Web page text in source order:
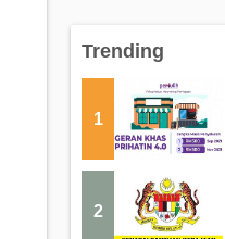
Trending
1
2